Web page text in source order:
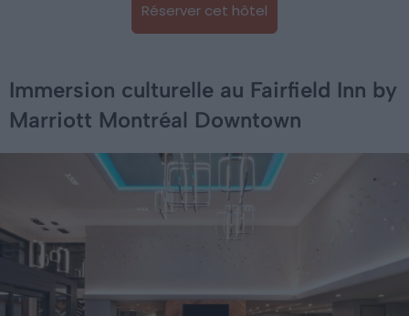
Réserver cet hôtel
Immersion culturelle au Fairfield Inn by
Marriott Montréal Downtown